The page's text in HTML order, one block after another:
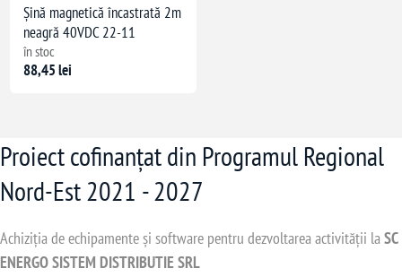
Șină magnetică încastrată 2m
neagră 40VDC 22-11
în stoc
88,45 lei
Proiect cofinanțat din Programul Regional
Nord-Est 2021 - 2027
Achiziția de echipamente și software pentru dezvoltarea activității laSC
ENERGO SISTEM DISTRIBUTIE SRL